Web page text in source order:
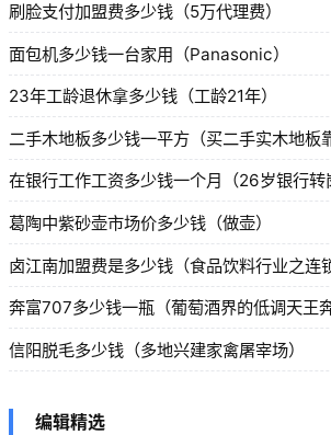
刷脸支付加盟费多少钱（5万代理费）
面包机多少钱一台家用（Panasonic）
23年工龄退休拿多少钱（工龄21年）
二手木地板多少钱一平方（买二手实木地板
在银行工作工资多少钱一个月（26岁银行转
葛陶中紫砂壶市场价多少钱（做壶）
卤江南加盟费是多少钱（食品饮料行业之连
奔富707多少钱一瓶（葡萄酒界的低调天王奔
信阳脱毛多少钱（多地兴建家禽屠宰场）
编辑精选